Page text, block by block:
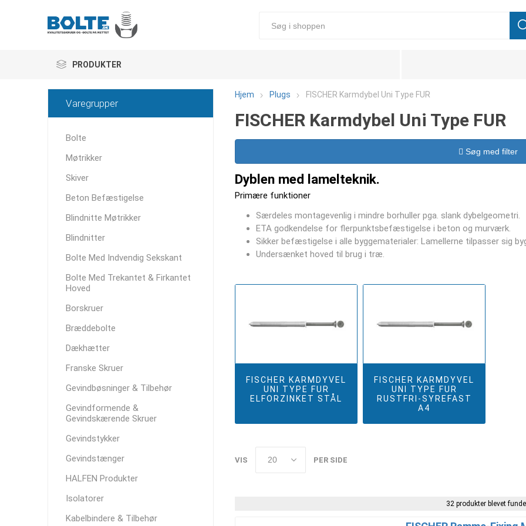
PRODUKTER
Hjem Plugs FISCHER Karmdybel Uni Type FUR
FISCHER Karmdybel Uni Type FUR
Søg med filter
Dyblen med lamelteknik.
Primære funktioner
Særdeles montagevenlig i mindre borhuller pga. slank dybelgeometri.
ETA godkendelse for flerpunktsbefæstigelse i beton og murværk.
Sikker befæstigelse i alle byggematerialer: Lamellerne tilpasser sig
Undersænket hoved til brug i træ.
FISCHER KARMDYVEL
UNI TYPE FUR
ELFORZINKET STÅL
FISCHER KARMDYVEL
UNI TYPE FUR
RUSTFRI-SYREFAST
A4
VIS PER SIDE
32 produkter blevet
Varegrupper
Bolte
Møtrikker
Skiver
Beton Befæstigelse
Blindnitte Møtrikker
Blindnitter
Bolte Med Indvendig Sekskant
Bolte Med Trekantet & Firkantet
Hoved
Borskruer
Bræddebolte
Dækhætter
Franske Skruer
Gevindbøsninger & Tilbehør
Gevindformende &
Gevindskærende Skruer
Gevindstykker
Gevindstænger
HALFEN Produkter
Isolatorer
Kabelbindere & Tilbehør